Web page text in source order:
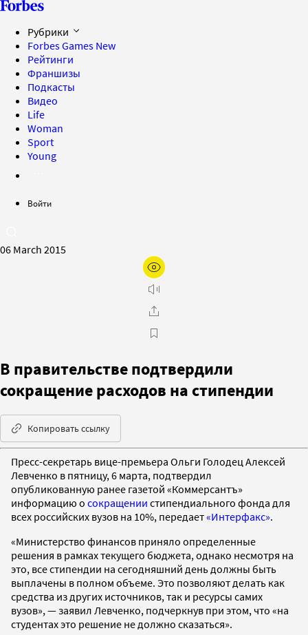
Рубрики
Forbes Games New
Рейтинги
Франшизы
Подкасты
Видео
Life
Woman
Sport
Young
Войти
06 March 2015
В правительстве подтвердили
сокращение расходов на стипендии
Копировать ссылку
Пресс-секретарь вице-премьера Ольги Голодец Алексей
Левченко в пятницу, 6 марта, подтвердил
опубликованную ранее газетой «Коммерсантъ»
информацию о сокращении стипендиального фонда для
всех российских вузов на 10%, передает«Интерфакс».
«Министерство финансов приняло определенные
решения в рамках текущего бюджета, однако несмотря на
это, все стипендии на сегодняшний день должны быть
выплачены в полном объеме. Это позволяют делать как
средства из других источников, так и ресурсы самих
вузов», — заявил Левченко, подчеркнув при этом, что «на
студентах это решение не должно сказаться».